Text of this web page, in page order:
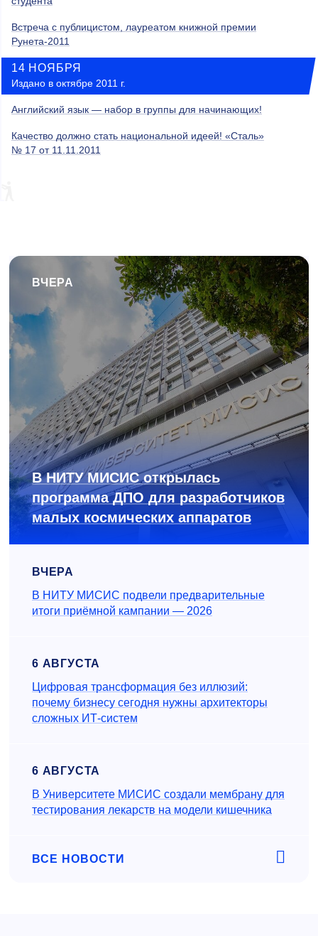
Встреча с публицистом, лауреатом книжной премии
Рунета-2011
14 НОЯБРЯ
Издано в октябре 2011 г.
Английский язык — набор в группы для начинающих!
Качество должно стать национальной идеей! «Сталь»
№ 17 от 11.11.2011
ВЧЕРА
В НИТУ МИСИС открылась
программа ДПО для разработчиков
малых космических аппаратов
ВЧЕРА
В НИТУ МИСИС подвели предварительные
итоги приёмной кампании — 2026
6 АВГУСТА
Цифровая трансформация без иллюзий:
почему бизнесу сегодня нужны архитекторы
сложных ИТ-систем
6 АВГУСТА
В Университете МИСИС создали мембрану для
тестирования лекарств на модели кишечника
ВСЕ НОВОСТИ